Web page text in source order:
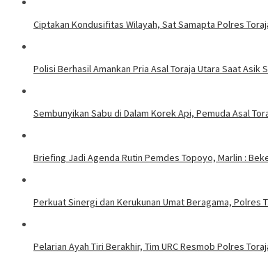
Ciptakan Kondusifitas Wilayah, Sat Samapta Polres
Polisi Berhasil Amankan Pria Asal Toraja Utara Saat Asik
Sembunyikan Sabu di Dalam Korek Api, Pemuda Asal
Briefing Jadi Agenda Rutin Pemdes Topoyo, Marlin :
Perkuat Sinergi dan Kerukunan Umat Beragama, Polres
Pelarian Ayah Tiri Berakhir, Tim URC Resmob Polres